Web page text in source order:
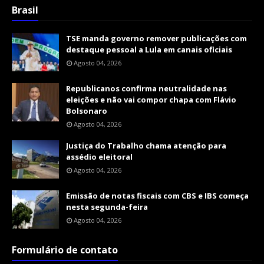
Brasil
TSE manda governo remover publicações com
destaque pessoal a Lula em canais oficiais
Agosto 04, 2026
Republicanos confirma neutralidade nas
eleições e não vai compor chapa com Flávio
Bolsonaro
Agosto 04, 2026
Justiça do Trabalho chama atenção para
assédio eleitoral
Agosto 04, 2026
Emissão de notas fiscais com CBS e IBS começa
nesta segunda-feira
Agosto 04, 2026
Formulário de contato